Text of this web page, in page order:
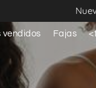
vendidos Fajas